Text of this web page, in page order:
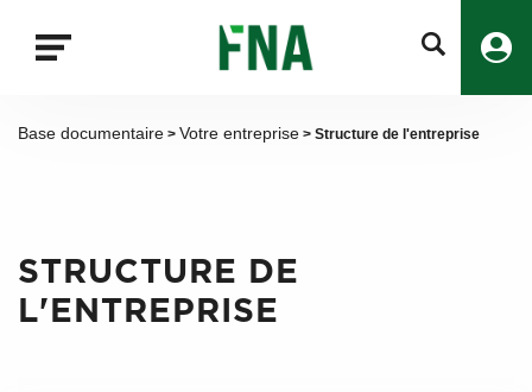
recherche
Base documentaire > Votre entreprise > Structure de l'entreprise
STRUCTURE DE
L'ENTREPRISE